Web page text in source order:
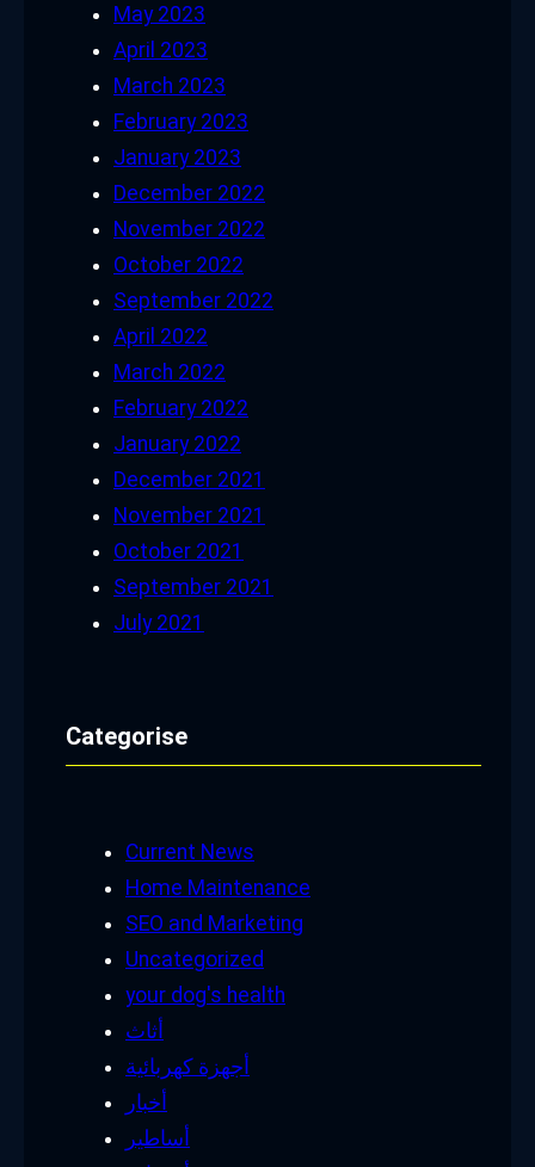
May 2023
April 2023
March 2023
February 2023
January 2023
December 2022
November 2022
October 2022
September 2022
April 2022
March 2022
February 2022
January 2022
December 2021
November 2021
October 2021
September 2021
July 2021
Categorise
Current News
Home Maintenance
SEO and Marketing
Uncategorized
your dog's health
أثاث
أجهزة كهربائية
أخبار
أساطير